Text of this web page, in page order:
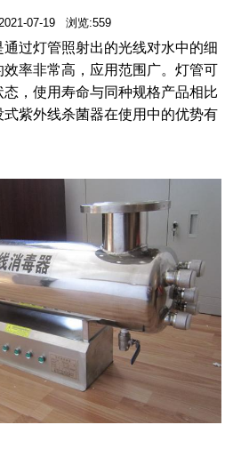
07-19 浏览:559
通过灯管照射出的光线对水中的细
率非常高，应用范围广。灯管可
，使用寿命与同种规格产品相比
紫外线杀菌器在使用中的优势有